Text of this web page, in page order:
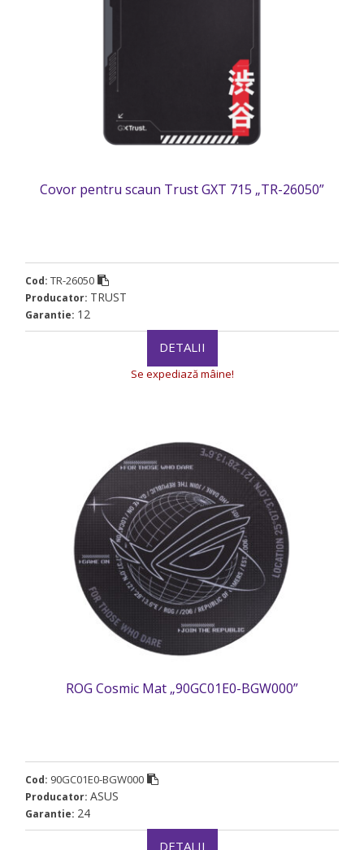
Covor pentru scaun Trust GXT 715 „TR-26050”
Cod: TR-26050
Producator: TRUST
Garantie: 12
DETALII
Se expediază mâine!
ROG Cosmic Mat „90GC01E0-BGW000”
Cod: 90GC01E0-BGW000
Producator: ASUS
Garantie: 24
DETALII